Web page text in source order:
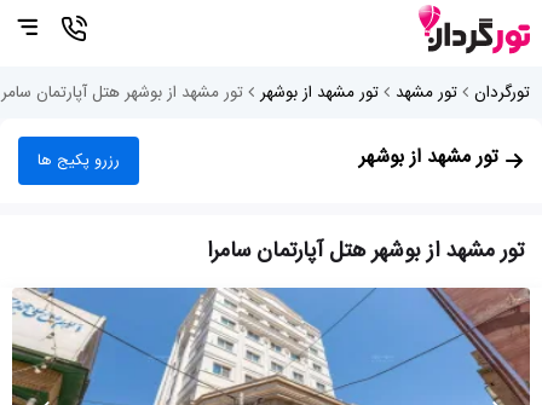
تورگردان تور مشهد تور مشهد از بوشهر تور مشهد از بوشهر هتل آپارتمان
تور مشهد از بوشهر رزرو پکیج ها
تور مشهد از بوشهر هتل آپارتمان سامرا